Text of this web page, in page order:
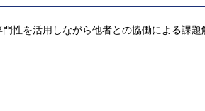
性を活用しながら他者との協働による課